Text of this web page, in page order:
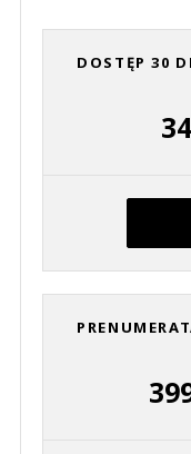
DOSTĘP 30